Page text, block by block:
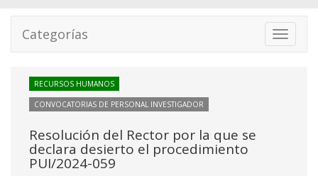
Toggle
Categorías
RECURSOS HUMANOS
CONVOCATORIAS DE PERSONAL INVESTIGADOR
Resolución del Rector por la que se
declara desierto el procedimiento
PUI/2024-059